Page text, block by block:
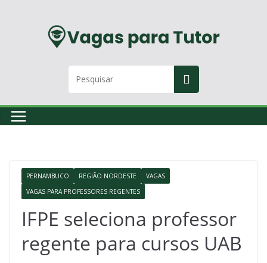
PERNAMBUCO REGIÃO NORDESTE
VAGAS
VAGAS PARA PROFESSORES REGENTES
IFPE seleciona professor
regente para cursos UAB